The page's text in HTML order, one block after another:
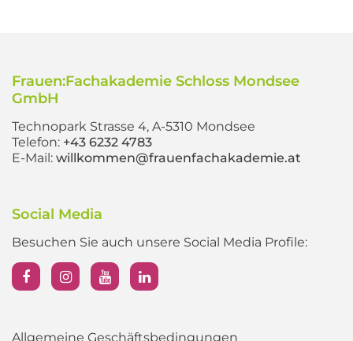
Frauen:Fachakademie Schloss Mondsee
GmbH
Technopark Strasse 4, A-5310 Mondsee
Telefon: +43 6232 4783
E-Mail: willkommen@frauenfachakademie.at
Social Media
Besuchen Sie auch unsere Social Media Profile:
Allgemeine Geschäftsbedingungen